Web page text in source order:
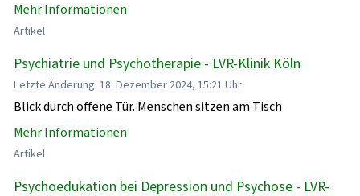
Mehr Informationen
Artikel
Psychiatrie und Psychotherapie - LVR-Klinik Köln
Letzte Änderung: 18. Dezember 2024, 15:21 Uhr
Blick durch offene Tür. Menschen sitzen am Tisch
Mehr Informationen
Artikel
Psychoedukation bei Depression und Psychose - LVR-